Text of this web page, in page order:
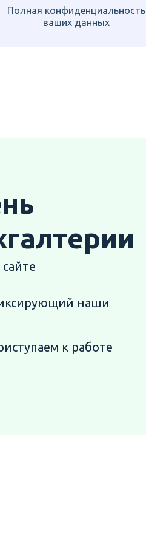
Полная конфиденциальность
ваших данных
наши
к работе